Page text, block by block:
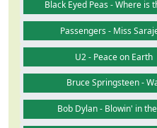
Black Eyed Peas - Where is
Passengers - Miss
U2 - Peace on Earth
Bruce Springsteen -
Bob Dylan - Blowin' in